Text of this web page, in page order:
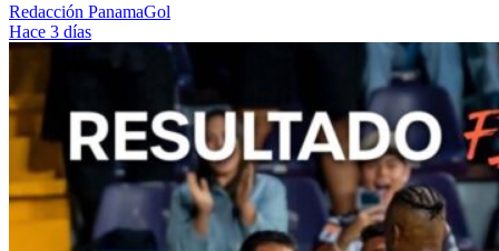
Redacción PanamaGol
Hace 3 días